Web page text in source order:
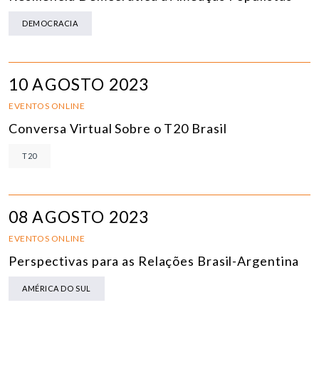
DEMOCRACIA
10 AGOSTO 2023
EVENTOS ONLINE
Conversa Virtual Sobre o T20 Brasil
T20
08 AGOSTO 2023
EVENTOS ONLINE
Perspectivas para as Relações Brasil-Argentina
AMÉRICA DO SUL